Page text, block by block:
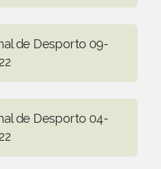
de Desporto 09-
de Desporto 04-